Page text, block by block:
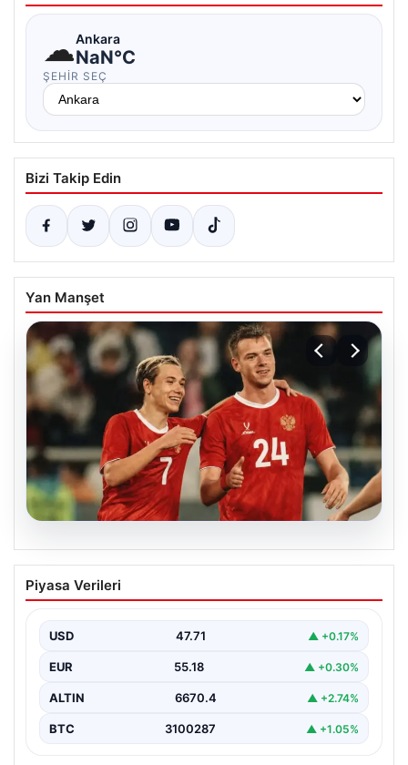
☁Ankara
NaN°C
ŞEHIR SEÇ
Bizi Takip Edin
Yan Manşet
05.08.2026
Aleksey Batrakov’dan Galatasaray
İddialarına Yöneşli Yanıt!
genç futbolcu Aleksey Batrakov, adı Galatasaray ile…
Piyasa Verileri
USD 47.71 ▲ +0.17%
EUR 55.18 ▲ +0.30%
ALTIN 6670.4 ▲ +2.74%
BTC 3100287 ▲ +1.05%